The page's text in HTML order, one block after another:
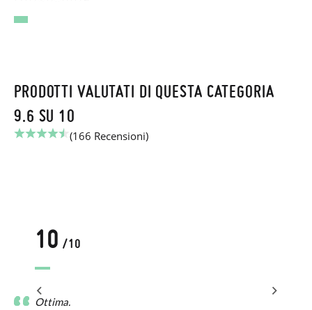
PRODOTTI VALUTATI DI QUESTA CATEGORIA
9.6 SU 10
(166 Recensioni)
10 /10
Ottima.